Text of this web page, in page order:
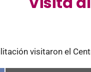
visitaron el